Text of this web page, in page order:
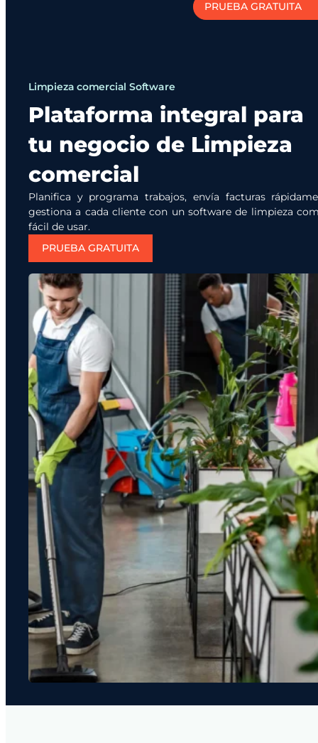
PRUEBA GRATUITA
Limpieza comercial Software
Plataforma integral para
tu negocio de Limpieza
comercial
Planifica y programa trabajos, envía facturas
gestiona a cada cliente con un software de limpieza
fácil de usar.
PRUEBA GRATUITA